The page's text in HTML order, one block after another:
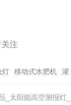
注
灯 移动式水肥机
灌
太阳能高空测报灯_